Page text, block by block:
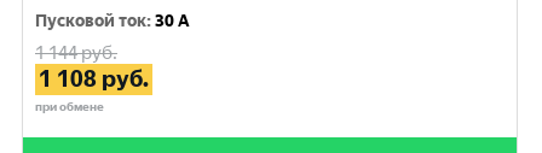
Пусковой ток:30 A
1 144руб.
1 108 руб.
при обмене